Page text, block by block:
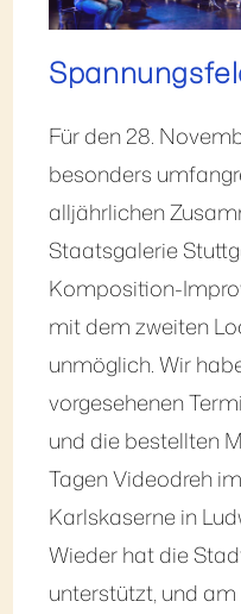
Für den 28.
besonders
alljährlichen
Staatsgalerie
Komposition-
mit dem zweiten
unmöglich. Wir
vorgesehenen
und die bestellten
Tagen Videodreh
Karlskaserne in
Wieder hat die
unterstützt, und